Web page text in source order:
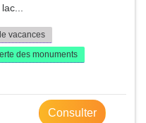
vacances
des monuments
Consulter